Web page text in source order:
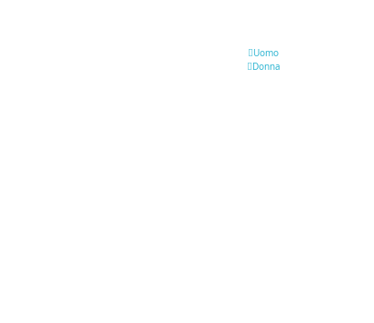
Uomo
Donna